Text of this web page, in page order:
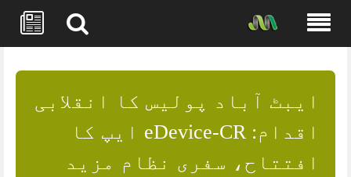
content
ایبٹ آباد پولیس کا انقلابی
اقدام: eDevice-CR ایپ کا
افتتاح، سفری نظام مزید